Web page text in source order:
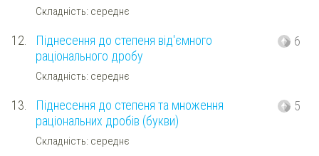
Складність: середнє
12.
Піднесення до степеня від'ємного
раціонального дробу
Складність: середнє
6
13.
Піднесення до степеня та множення
раціональних дробів (букви)
Складність: середнє
5